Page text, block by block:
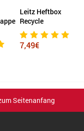
Leitz Heftbox
Recycle
7,49€
Seitenanfang